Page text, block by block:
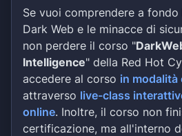
Se vuoi comprendere a
Dark Web e le minacce di
non perdere il corso "
Intelligence" della Red Hot
accedere al corso in modalità
attraverso live-class
online. Inoltre, il corso non
certificazione, ma all'interno